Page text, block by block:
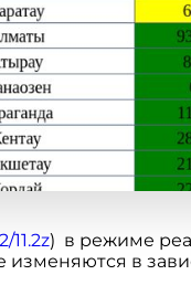
11.2z) в режиме
изменяются в